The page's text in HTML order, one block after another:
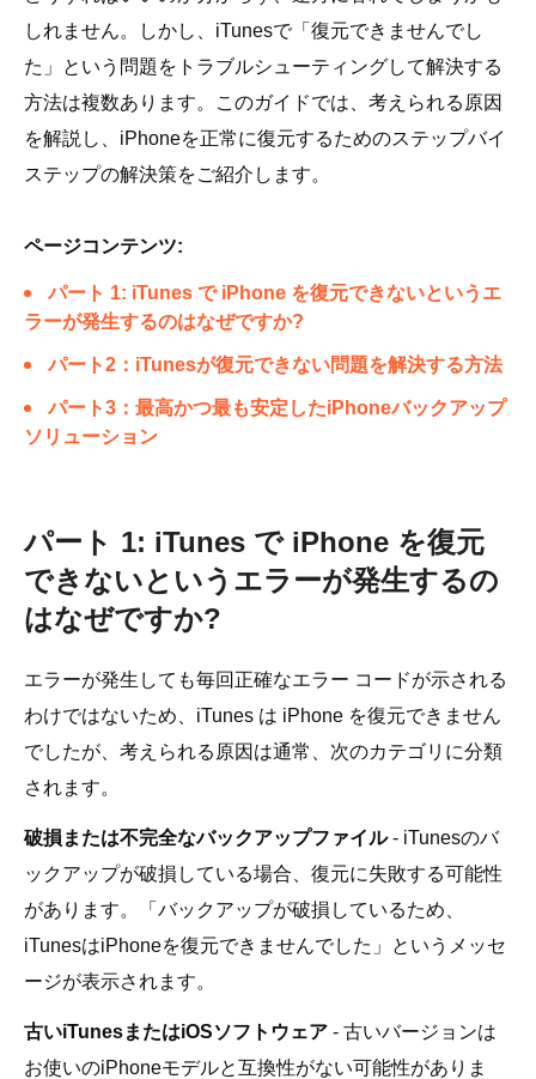
しれません。しかし、iTunesで「復元できませんでし
た」という問題をトラブルシューティングして解決する
方法は複数あります。このガイドでは、考えられる原因
を解説し、iPhoneを正常に復元するためのステップバイ
ステップの解決策をご紹介します。
ページコンテンツ:
パート 1: iTunes で iPhone を復元できないというエ
ラーが発生するのはなぜですか?
パート2：iTunesが復元できない問題を解決する方法
パート3：最高かつ最も安定したiPhoneバックアップ
ソリューション
パート 1: iTunes で iPhone を復元
できないというエラーが発生するの
はなぜですか?
エラーが発生しても毎回正確なエラー コードが示される
わけではないため、iTunes は iPhone を復元できません
でしたが、考えられる原因は通常、次のカテゴリに分類
されます。
破損または不完全なバックアップファイル- iTunesのバ
ックアップが破損している場合、復元に失敗する可能性
があります。「バックアップが破損しているため、
iTunesはiPhoneを復元できませんでした」というメッセ
ージが表示されます。
古いiTunesまたはiOSソフトウェア - 古いバージョンは
お使いのiPhoneモデルと互換性がない可能性がありま